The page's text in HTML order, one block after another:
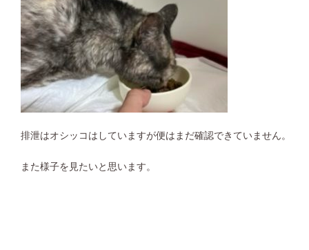
排泄はオシッコはしていますが便はまだ確認できていません。
また様子を見たいと思います。